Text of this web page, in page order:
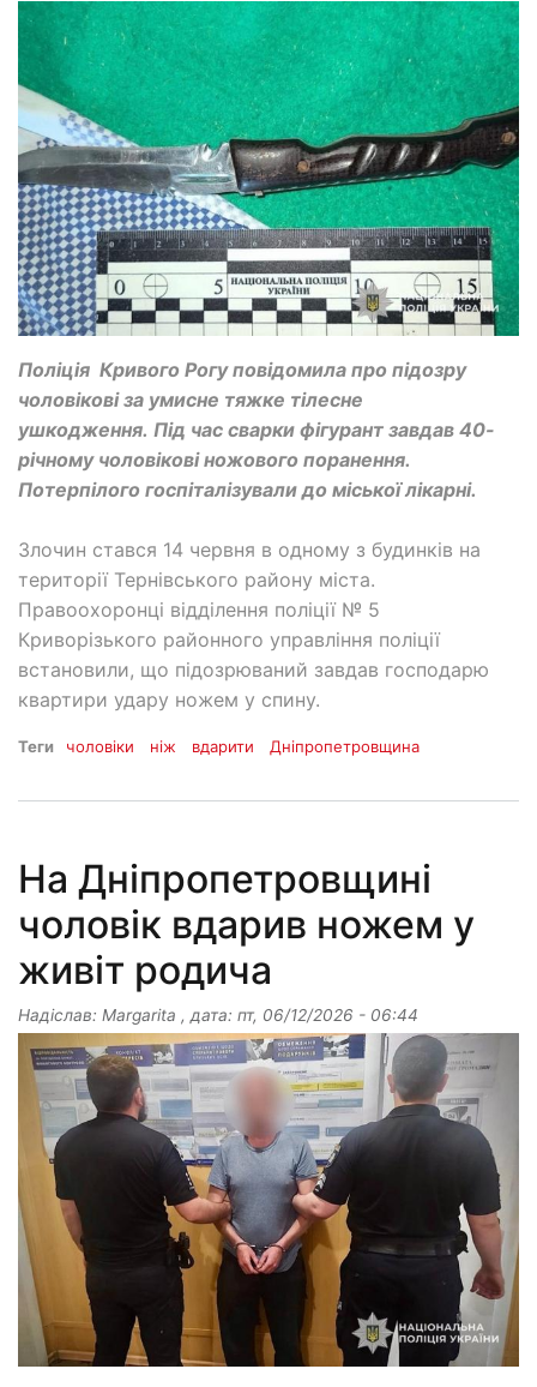
Поліція Кривого Рогу повідомила про підозру
чоловікові за умисне тяжке тілесне
ушкодження. Під час сварки фігурант завдав 40-
річному чоловікові ножового поранення.
Потерпілого госпіталізували до міської лікарні.
Злочин стався 14 червня в одному з будинків на
території Тернівського району міста.
Правоохоронці відділення поліції № 5
Криворізького районного управління поліції
встановили, що підозрюваний завдав господарю
квартири удару ножем у спину.
Теги чоловіки ніж вдарити Дніпропетровщина
На Дніпропетровщині
чоловік вдарив ножем у
живіт родича
Надіслав: Margarita , дата: пт, 06/12/2026 - 06:44